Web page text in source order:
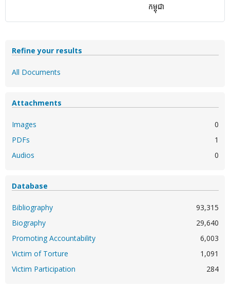
កម្ពុជា
Refine your results
All Documents
Attachments
Images
0
PDFs
1
Audios
0
Database
Bibliography
93,315
Biography
29,640
Promoting Accountability
6,003
Victim of Torture
1,091
Victim Participation
284